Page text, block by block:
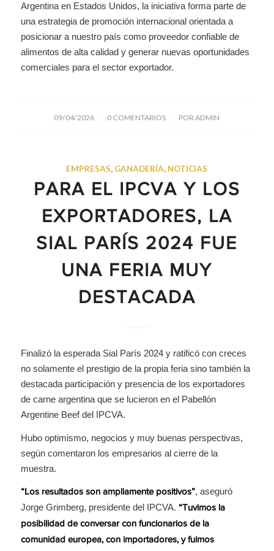
Argentina en Estados Unidos, la iniciativa forma parte de
una estrategia de promoción internacional orientada a
posicionar a nuestro país como proveedor confiable de
alimentos de alta calidad y generar nuevas oportunidades
comerciales para el sector exportador.
09/04/2026
/ 0 COMENTARIOS
/ PORADMIN
EMPRESAS, GANADERÍA, NOTICIAS
PARA EL IPCVA Y LOS
EXPORTADORES, LA
SIAL PARÍS 2024 FUE
UNA FERIA MUY
DESTACADA
Finalizó la esperada Sial París 2024 y ratificó con creces
no solamente el prestigio de la propia feria sino también la
destacada participación y presencia de los exportadores
de carne argentina que se lucieron en el Pabellón
Argentine Beef del IPCVA.
Hubo optimismo, negocios y muy buenas perspectivas,
según comentaron los empresarios al cierre de la
muestra.
“Los resultados son ampliamente positivos”, aseguró
Jorge Grimberg, presidente del IPCVA. “Tuvimos la
posibilidad de conversar con funcionarios de la
comunidad europea, con importadores, y fuimos